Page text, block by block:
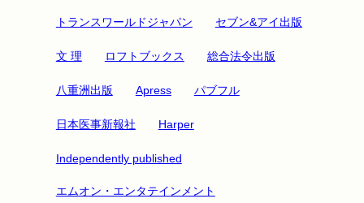
トランスワールドジャパン セブン&アイ出版
文 理 ロフトブックス 総合法令出版
八重洲出版 Apress パブフル
日本医事新報社 Harper
Independently published
エムオン・エンタテインメント